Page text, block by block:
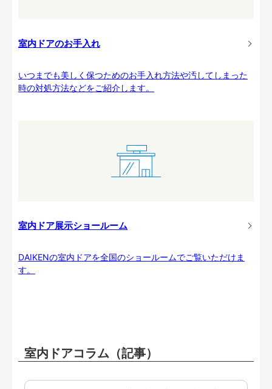
室内ドアのお手入れ
いつまでも美しく保つためのお手入れ方法や汚してしまった
時の対処方法などをご紹介します。
室内ドア展示ショールーム
DAIKENの室内ドアを全国のショールームでご覧いただけま
す。
室内ドアコラム（記事）